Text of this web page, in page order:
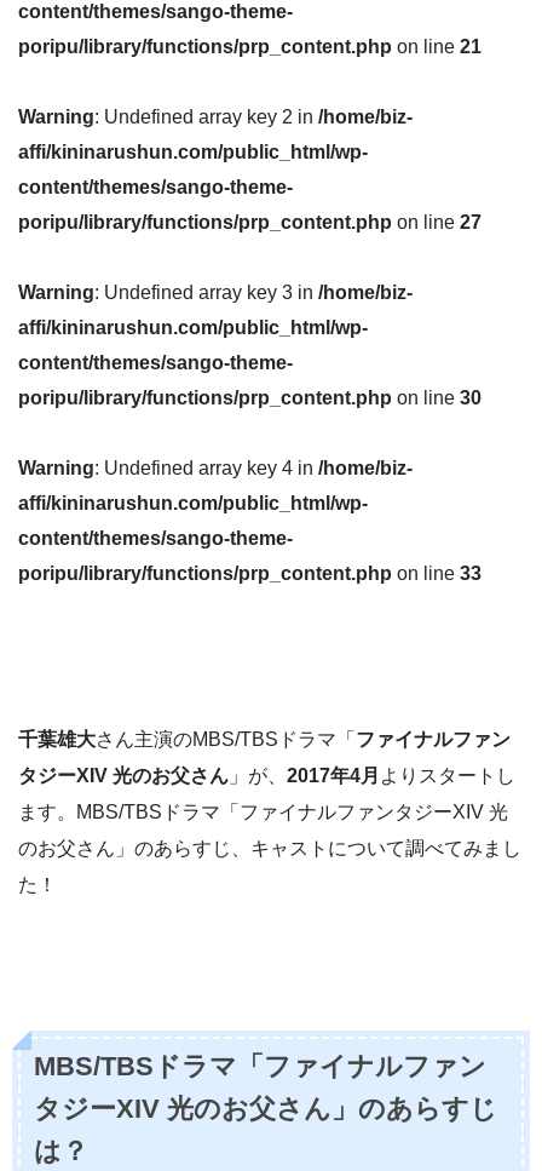
content/themes/sango-theme-
poripu/library/functions/prp_content.php on line 21
Warning: Undefined array key 2 in /home/biz-
affi/kininarushun.com/public_html/wp-
content/themes/sango-theme-
poripu/library/functions/prp_content.php on line 27
Warning: Undefined array key 3 in /home/biz-
affi/kininarushun.com/public_html/wp-
content/themes/sango-theme-
poripu/library/functions/prp_content.php on line 30
Warning: Undefined array key 4 in /home/biz-
affi/kininarushun.com/public_html/wp-
content/themes/sango-theme-
poripu/library/functions/prp_content.php on line 33
千葉雄大さん主演のMBS/TBSドラマ「 ファイナルファン
タジーXIV 光のお父さん 」が、 2017年4月 よりスタートし
ます。MBS/TBSドラマ「ファイナルファンタジーXIV 光
のお父さん」のあらすじ、キャストについて調べてみまし
た！
MBS/TBSドラマ「ファイナルファン
タジーXIV 光のお父さん」のあらすじ
は？